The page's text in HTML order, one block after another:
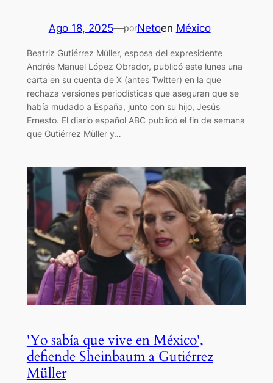
Ago 18, 2025—porNetoen México
Beatriz Gutiérrez Müller, esposa del expresidente
Andrés Manuel López Obrador, publicó este lunes una
carta en su cuenta de X (antes Twitter) en la que
rechaza versiones periodísticas que aseguran que se
había mudado a España, junto con su hijo, Jesús
Ernesto. El diario español ABC publicó el fin de semana
que Gutiérrez Müller y…
'Yo sabía que vive en México',
defiende Sheinbaum a Gutiérrez
Müller